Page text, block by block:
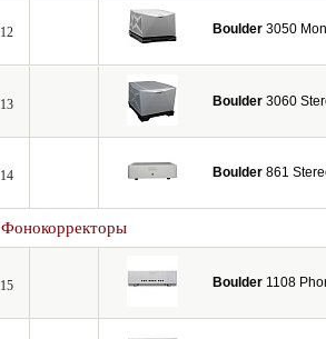
12 Boulder 3050
13 Boulder 3060
14 Boulder 861
Фонокорректоры
15 Boulder 1108